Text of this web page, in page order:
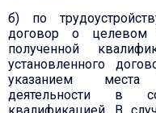
б) по
договор о целевом
полученной
установленного
указанием места
деятельности в